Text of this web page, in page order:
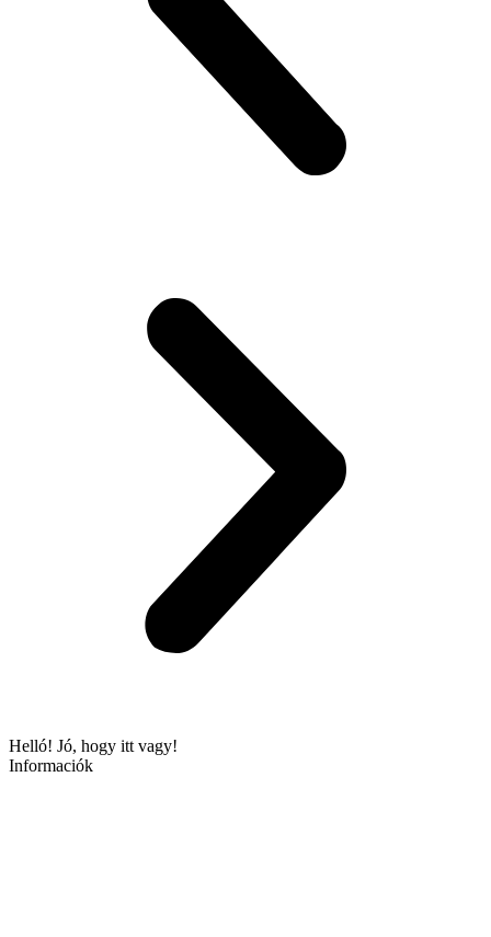
Helló! Jó, hogy itt vagy!
Informaciók